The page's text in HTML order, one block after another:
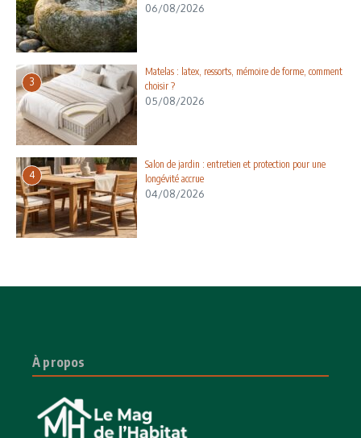
06/08/2026
3
Matelas : latex, ressorts, mémoire de forme, comment
choisir ?
05/08/2026
4
Salon de jardin : entretien et protection pour une
longévité accrue
04/08/2026
À propos